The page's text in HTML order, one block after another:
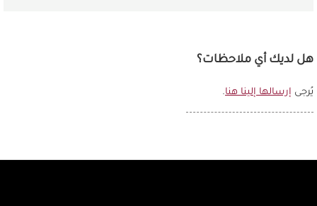
هل لديك أي ملاحظات؟
يُرجى إرسالها إلينا هنا.